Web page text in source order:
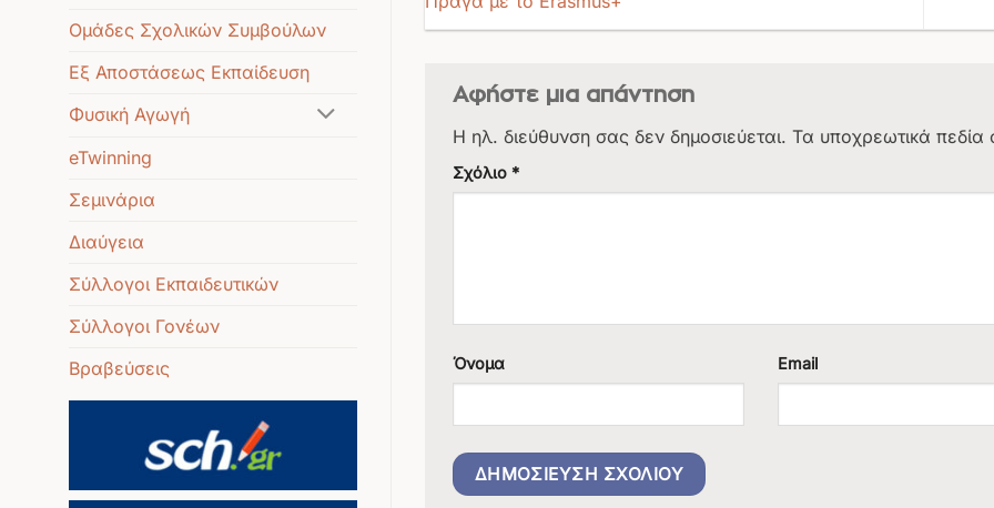
Ομάδες Σχολικών Συμβούλων
Εξ Αποστάσεως Εκπαίδευση
Φυσική Αγωγή
eTwinning
Σεμινάρια
Διαύγεια
Σύλλογοι Εκπαιδευτικών
Σύλλογοι Γονέων
Βραβεύσεις
Αφήστε μια απάντηση
Η ηλ. διεύθυνση σας δεν δημοσιεύεται. Τα υποχρεωτικά πεδία
Σχόλιο *
Όνομα Email